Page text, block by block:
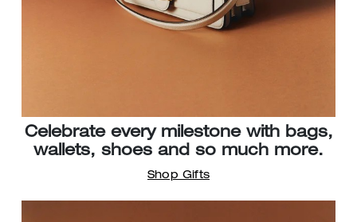
Celebrate every milestone with bags,
wallets, shoes and so much more.
Shop Gifts